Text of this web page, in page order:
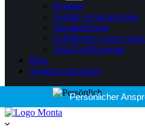
Kontakt
Soziale verantwortung
Nachhaltigkeit
Fulfillment Center
Skal-Zertifizierung
Blog
Angebot anfordern
Persönlicher